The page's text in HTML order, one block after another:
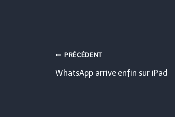
Navigation
PRÉCÉDENT
WhatsApp arrive enfin sur iPad